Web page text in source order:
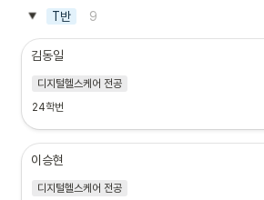
T반 9
김동일
디지털헬스케어 전공
24학번
이승현
디지털헬스케어 전공